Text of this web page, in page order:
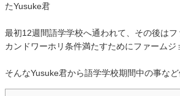
たYusuke君
最初12週間語学学校へ通われて、その後は
カンドワーホリ条件満たすためにファームジ
そんなYusuke君から語学学校期間中の事な